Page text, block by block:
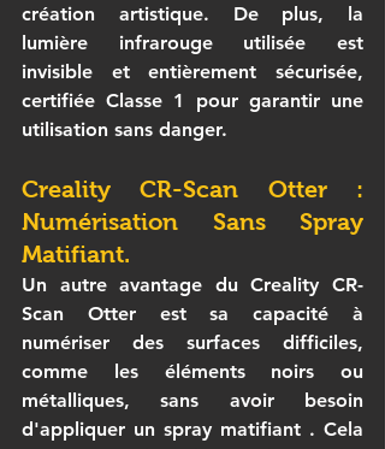
création artistique. De plus, la
lumière infrarouge utilisée est
invisible et entièrement sécurisée,
certifiée Classe 1
pour garantir une
utilisation sans danger.
Creality CR-Scan Otter :
Numérisation Sans Spray
Matifiant.
Un autre avantage du Creality CR-
Scan Otter est sa capacité à
numériser des surfaces difficiles,
comme les éléments noirs ou
métalliques, sans avoir besoin
d'appliquer un spray matifiant . Cela